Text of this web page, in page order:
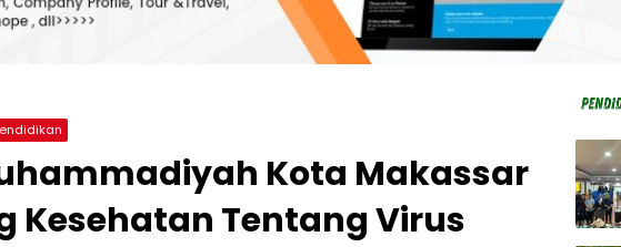
Kota Makassar
Kesehatan​ Tentang Virus